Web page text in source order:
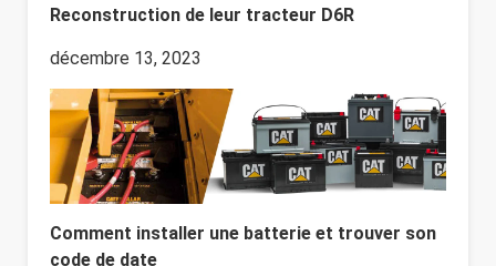
Reconstruction de leur tracteur D6R
décembre 13, 2023
Comment installer une batterie et trouver son
code de date